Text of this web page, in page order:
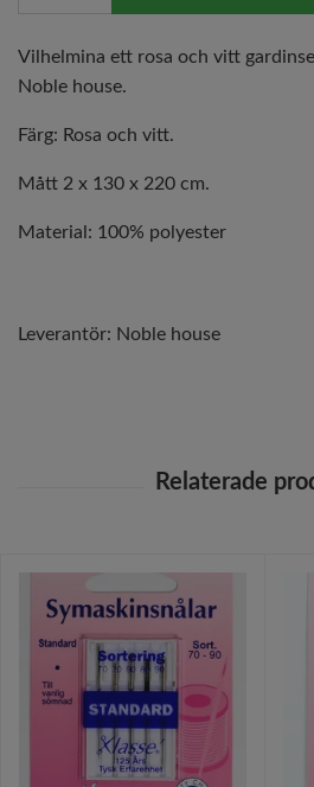
Vilhelmina ett rosa och vitt
Noble house.
Färg: Rosa och vitt.
Mått 2 x 130 x 220 cm.
Material: 100% polyester
Leverantör: Noble house